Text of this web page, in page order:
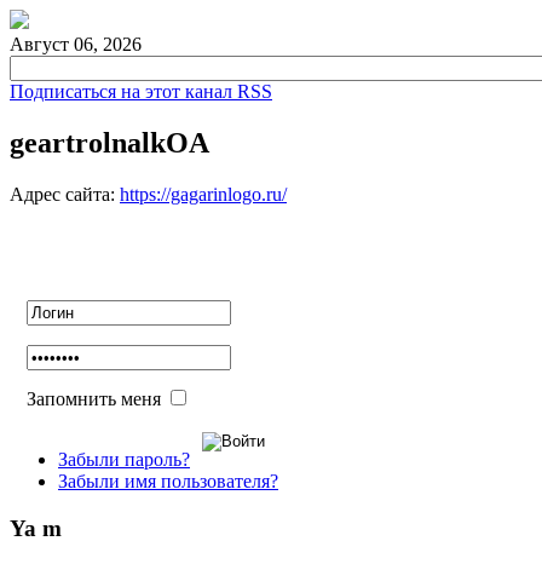
Август 06, 2026
Подписаться на этот канал RSS
geartrolnalkOA
Адрес сайта: https://gagarinlogo.ru/
Запомнить меня
Забыли пароль?
Забыли имя пользователя?
Ya m